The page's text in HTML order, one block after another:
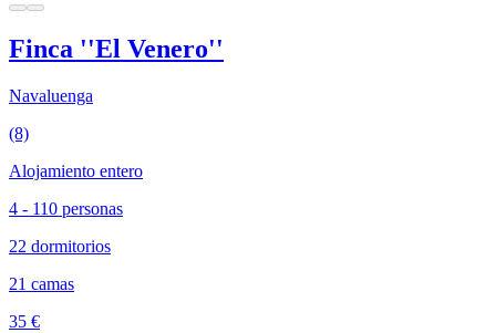
Finca ''El Venero''
Navaluenga
(8)
Alojamiento entero
4 - 110 personas
22 dormitorios
21 camas
35 €